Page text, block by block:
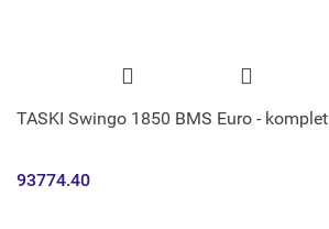
TASKI Swingo 1850 BMS Euro - komplet
93774.40